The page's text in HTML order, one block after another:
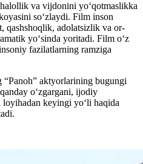
va vijdonini yo‘qotmaslikka
so‘zlaydi. Film inson
qashshoqlik, adolatsizlik va or-
yo‘sinda yoritadi. Film o‘z
fazilatlarning ramziga
aktyorlarining bugungi
o‘zgargani, ijodiy
keyingi yo‘li haqida